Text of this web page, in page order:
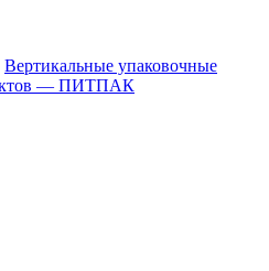
Вертикальные упаковочные
— ПИТПАК